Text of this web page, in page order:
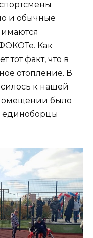
и обычные
Как
тот факт, что в
отопление. В
к нашей
было
единоборцы